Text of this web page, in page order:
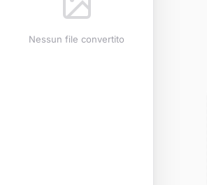
Nessun file convertito